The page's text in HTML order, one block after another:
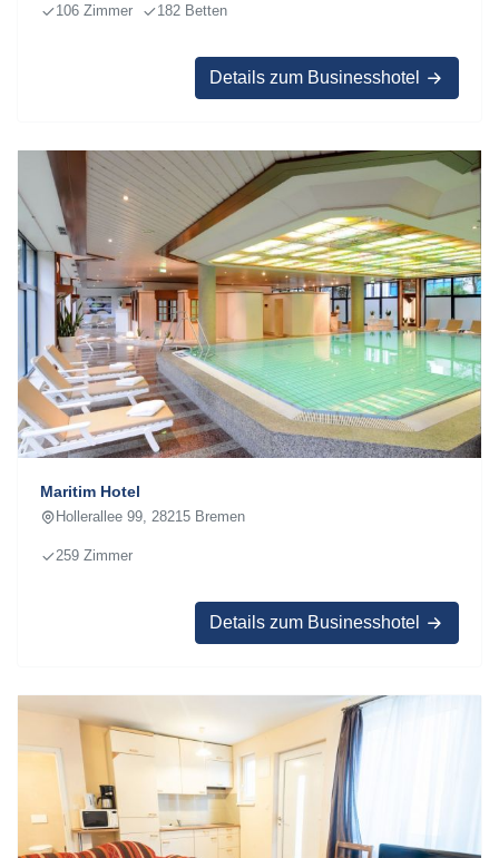
106 Zimmer 182 Betten
Details zum Businesshotel
Maritim Hotel
Hollerallee 99, 28215 Bremen
259 Zimmer
Details zum Businesshotel